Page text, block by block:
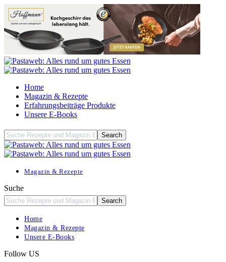
Home
Magazin & Rezepte
Erfahrungsbeiträge Produkte
Unsere E-Books
Magazin & Rezepte
Suche
Home
Magazin & Rezepte
Unsere E-Books
Follow US